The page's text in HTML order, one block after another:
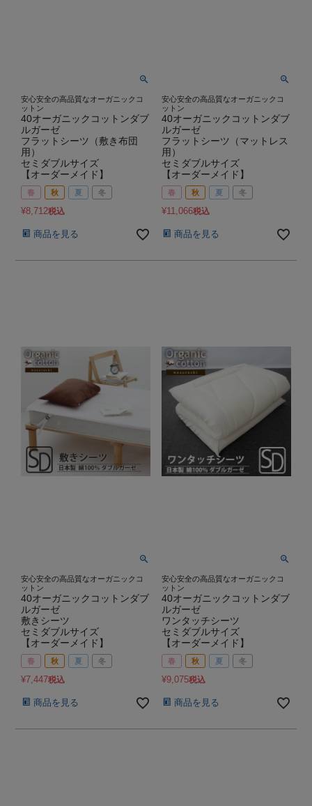
安心安全の高品質なオーガニックコ
ットン
40オーガニックコットンダブ
ルガーゼ
フラットシーツ（敷き布団
用）
セミダブルサイズ
【オーダーメイド】
春 秋 夏 冬
¥8,712税込
商品を見る
安心安全の高品質なオーガニックコ
ットン
40オーガニックコットンダブ
ルガーゼ
フラットシーツ（マットレス
用）
セミダブルサイズ
【オーダーメイド】
春 秋 夏 冬
¥11,066税込
商品を見る
安心安全の高品質なオーガニックコ
ットン
40オーガニックコットンダブ
ルガーゼ
敷きシーツ
セミダブルサイズ
【オーダーメイド】
春 秋 夏 冬
¥7,447税込
商品を見る
安心安全の高品質なオーガニックコ
ットン
40オーガニックコットンダブ
ルガーゼ
ワンタッチシーツ
セミダブルサイズ
【オーダーメイド】
春 秋 夏 冬
¥9,075税込
商品を見る